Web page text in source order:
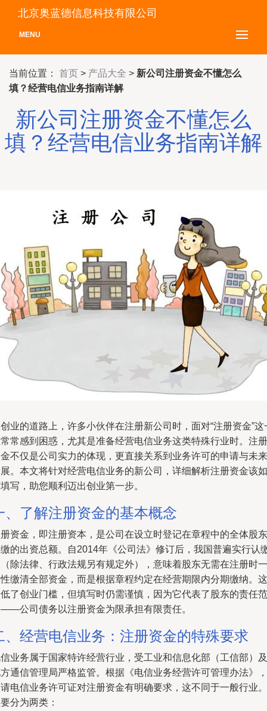
北京奥蓝德信息科技有限公司
MENU
当前位置： 首页 > 产品大全 > 新公司注册资金不懂怎么
填？经营电信业务指南详解
新公司注册资金不懂怎么
填？经营电信业务指南详解
业的道路上，许多小伙伴在注册新公司时，面对“注册资金”这
常感到困惑，尤其是准备经营电信业务这类特殊行业时。注册
不仅是公司实力的体现，更直接关系到业务许可的申请与未来
。本文将针对经营电信业务的新公司，详细解析注册资金该如
写，助您顺利迈出创业第一步。
、了解注册资金的基本概念
资金，即注册资本，是公司在设立时登记在章程中的全体股东
的出资总额。自2014年《公司法》修订后，我国普遍实行认
除法律、行政法规另有规定外），意味着股东无需在注册时一
缴清全部资金，而是根据章程约定在经营期限内分期缴纳。这
了创业门槛，但填写时仍需谨慎，因为它代表了股东的责任范
公司债务以注册资金为限承担有限责任。
、经营电信业务：注册资金的特殊要求
业务属于国家特许经营行业，受工业和信息化部（工信部）及
通信管理局严格监管。根据《电信业务经营许可管理办法》，
电信业务许可证对注册资金有明确要求，这不同于一般行业。
分为两类：